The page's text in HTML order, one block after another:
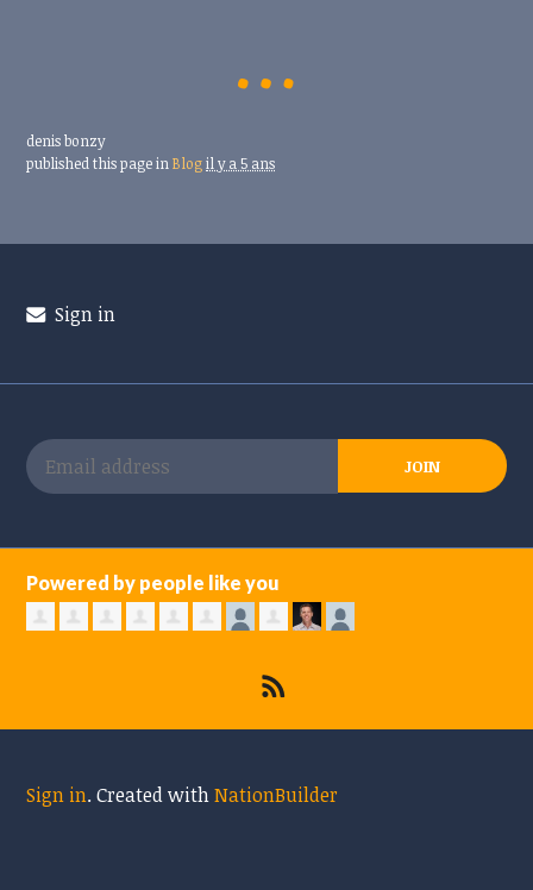
denis bonzy
published this page inBlog il y a 5 ans
Sign in
Powered by people like you
Sign in.Created withNationBuilder